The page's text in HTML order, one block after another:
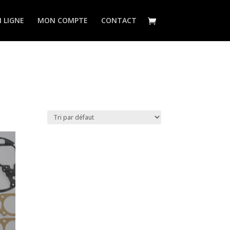
LIGNE MON COMPTE CONTACT